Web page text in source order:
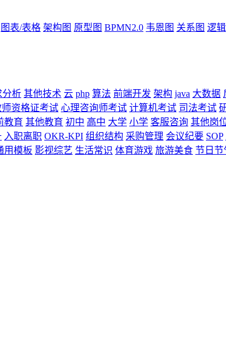
图表/表格 架构图 原型图 BPMN2.0 韦恩图 关系图 逻
分析 其他技术 云 php 算法 前端开发 架构 java 大数据
师资格证考试 心理咨询师考试 计算机考试 司法考试
教育 其他教育 初中 高中 大学 小学 客服咨询 其他岗
入职离职 OKR-KPI 组织结构 采购管理 会议纪要 SOP
用模板 影视综艺 生活常识 体育游戏 旅游美食 节日节